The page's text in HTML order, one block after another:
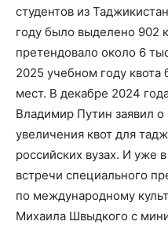
студентов из
году было выделено 902
претендовало около 6
2025 учебном году квота
мест. В декабре 2024
Владимир Путин заявил
увеличения квот для
российских вузах. ​И уже
встречи специального
по международному
Михаила Швыдкого с